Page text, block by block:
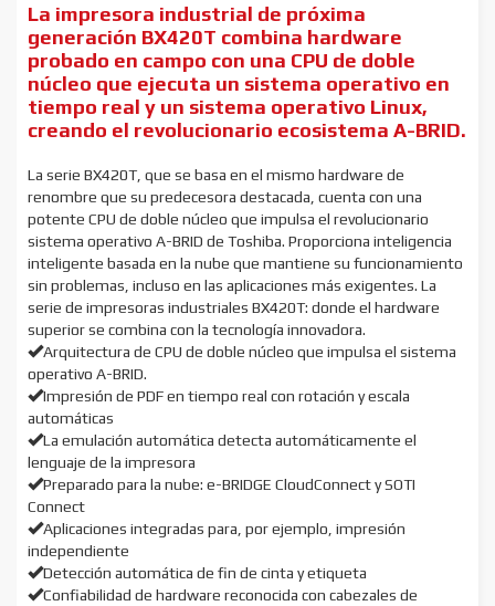
La impresora industrial de próxima
generación BX420T combina hardware
probado en campo con una CPU de doble
núcleo que ejecuta un sistema operativo en
tiempo real y un sistema operativo Linux,
creando el revolucionario ecosistema A-BRID.
La serie BX420T, que se basa en el mismo hardware de
renombre que su predecesora destacada, cuenta con una
potente CPU de doble núcleo que impulsa el revolucionario
sistema operativo A-BRID de Toshiba. Proporciona inteligencia
inteligente basada en la nube que mantiene su funcionamiento
sin problemas, incluso en las aplicaciones más exigentes. La
serie de impresoras industriales BX420T: donde el hardware
superior se combina con la tecnología innovadora.
Arquitectura de CPU de doble núcleo que impulsa el sistema
operativo A-BRID.
Impresión de PDF en tiempo real con rotación y escala
automáticas
La emulación automática detecta automáticamente el
lenguaje de la impresora
Preparado para la nube: e-BRIDGE CloudConnect y SOTI
Connect
Aplicaciones integradas para, por ejemplo, impresión
independiente
Detección automática de fin de cinta y etiqueta
Confiabilidad de hardware reconocida con cabezales de